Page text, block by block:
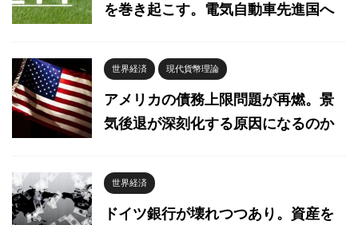
を巻き起こす。電気自動車先進国へ
世界経済 現代貨幣理論
アメリカの債務上限問題が再燃。景
気後退が深刻化する原因になるのか
世界経済
ドイツ銀行が壊れつつあり。資産を